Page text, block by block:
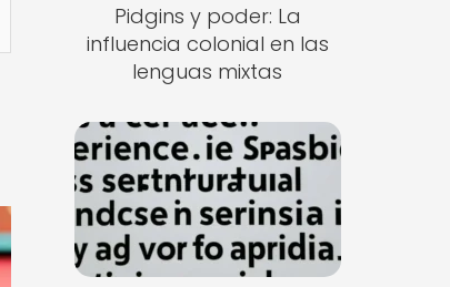
Pidgins y poder: La
influencia colonial en las
lenguas mixtas